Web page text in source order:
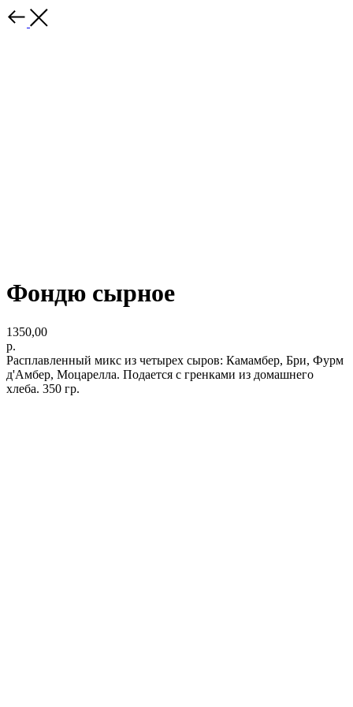
Фондю сырное
1350,00
р.
Расплавленный микс из четырех сыров: Камамбер, Бри, Фурм
д'Амбер, Моцарелла. Подается с гренками из домашнего
хлеба. 350 гр.